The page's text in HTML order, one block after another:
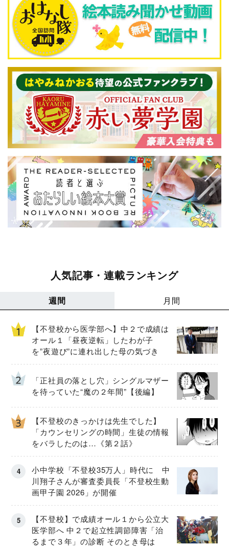
人気記事・連載ランキング
週間 月間
【不登校から医学部へ】中２で成績は
オール１「昼夜逆転」したわが子
を”夜遊び”に連れ出した母の気づき
「正社員の落とし穴」シングルマザー
を待っていた“魔の２年間”【後編】
【不登校のきっかけは先生でした】
「カウンセリングの時間」生徒の情報
をバラしたのは…《第２話》
小中学校「不登校35万人」時代に 中
川翔子さんが審査委員長「不登校生動
画甲子園 2026」が開催
【不登校】で成績オール１から公立大
医学部へ 中２で起立性調節障害「治
るまで３年」の診断 そのとき母は